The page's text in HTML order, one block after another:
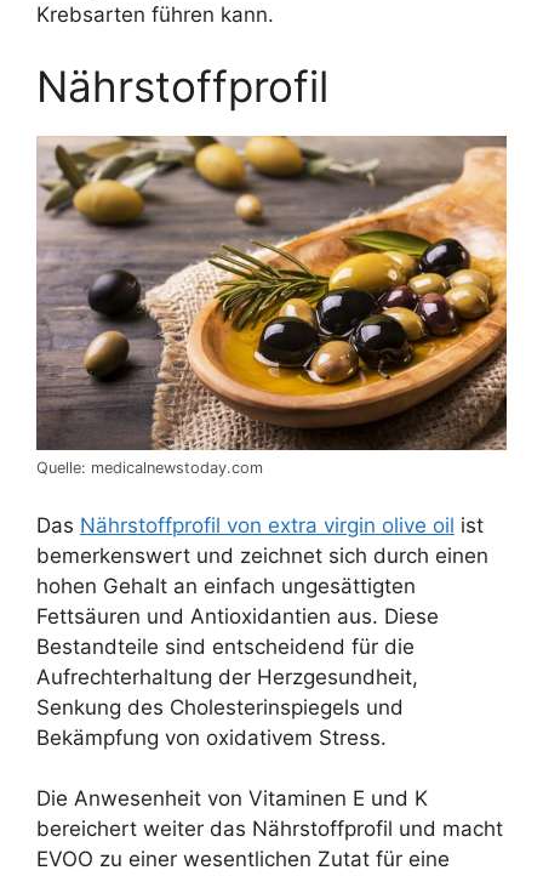
Krebsarten führen kann.
Nährstoffprofil
Quelle: medicalnewstoday.com
Das Nährstoffprofil von extra virgin olive oil ist
bemerkenswert und zeichnet sich durch einen
hohen Gehalt an einfach ungesättigten
Fettsäuren und Antioxidantien aus. Diese
Bestandteile sind entscheidend für die
Aufrechterhaltung der Herzgesundheit,
Senkung des Cholesterinspiegels und
Bekämpfung von oxidativem Stress.
Die Anwesenheit von Vitaminen E und K
bereichert weiter das Nährstoffprofil und macht
EVOO zu einer wesentlichen Zutat für eine